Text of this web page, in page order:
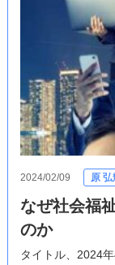
2024/02/09 原 弘
なぜ社会福
のか
タイトル、2024